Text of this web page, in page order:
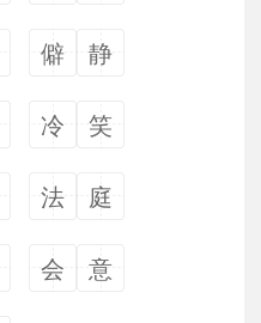
僻 静
冷 笑
法 庭
会 意